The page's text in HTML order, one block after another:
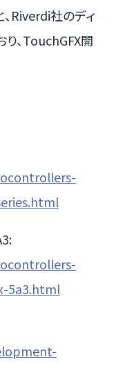
Riverdi社のディ
、TouchGFX開
5a3.html